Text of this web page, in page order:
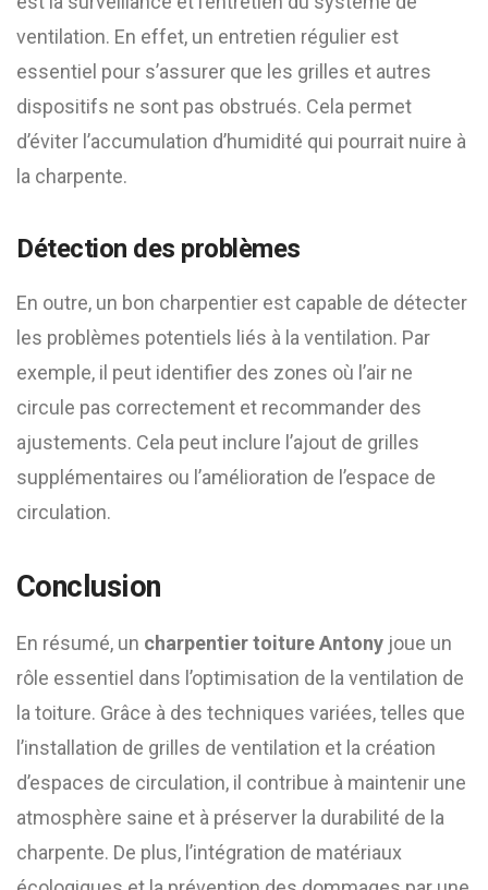
ventilation. En effet, un entretien régulier est
essentiel pour s’assurer que les grilles et autres
dispositifs ne sont pas obstrués. Cela permet
d’éviter l’accumulation d’humidité qui pourrait nuire à
la charpente.
Détection des problèmes
En outre, un bon charpentier est capable de détecter
les problèmes potentiels liés à la ventilation. Par
exemple, il peut identifier des zones où l’air ne
circule pas correctement et recommander des
ajustements. Cela peut inclure l’ajout de grilles
supplémentaires ou l’amélioration de l’espace de
circulation.
Conclusion
En résumé, un charpentier toiture Antony joue un
rôle essentiel dans l’optimisation de la ventilation de
la toiture. Grâce à des techniques variées, telles que
l’installation de grilles de ventilation et la création
d’espaces de circulation, il contribue à maintenir une
atmosphère saine et à préserver la durabilité de la
charpente. De plus, l’intégration de matériaux